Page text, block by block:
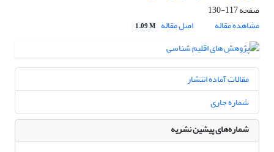
صفحه117-130
مشاهده مقاله
اصل مقاله 1.09 M
مقالات آماده انتشار
شماره جاری
شماره‌های پیشین نشریه